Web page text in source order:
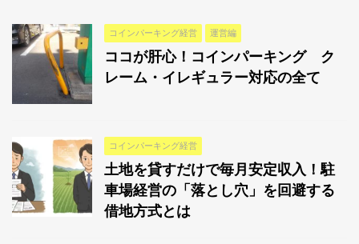
コインパーキング経営 運営編
ココが肝心！コインパーキング ク
レーム・イレギュラー対応の全て
コインパーキング経営
土地を貸すだけで毎月安定収入！駐
車場経営の「落とし穴」を回避する
借地方式とは